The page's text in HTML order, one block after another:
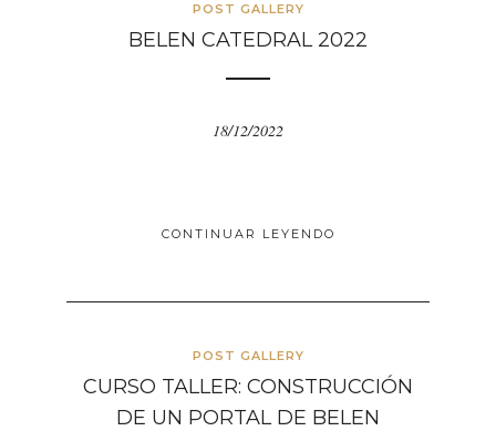
POST GALLERY
BELEN CATEDRAL 2022
18/12/2022
CONTINUAR LEYENDO
POST GALLERY
CURSO TALLER: CONSTRUCCIÓN
DE UN PORTAL DE BELEN